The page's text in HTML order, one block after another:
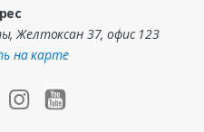
Желтоксан 37, офис 123
на карте